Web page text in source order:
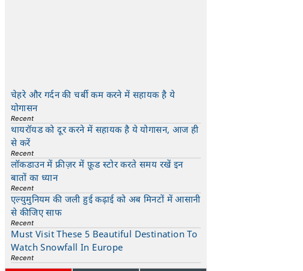
चेहरे और गर्दन की चर्बी कम करने में सहायक है ये
योगासन
Recent
थायरॉयड को दूर करने में सहायक है ये योगासन, आज ही
से करें
Recent
लॉकडाउन में फ्रीज़र में फ़ूड स्टोर करते समय रखें इन
बातों का ध्यान
Recent
एल्युमुनियम की जली हुई कढ़ाई को अब मिनटों में आसानी
से कीजिए साफ
Recent
Must Visit These 5 Beautiful Destination To
Watch Snowfall In Europe
Recent